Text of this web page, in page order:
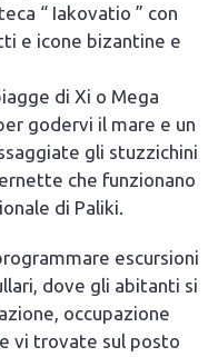
“ Iakovatio ” con
e icone bizantine e
di Xi o Mega
godervi il mare e un
gli stuzzichini
che funzionano
di Paliki.
escursioni
dove gli abitanti si
occupazione
vi trovate sul posto